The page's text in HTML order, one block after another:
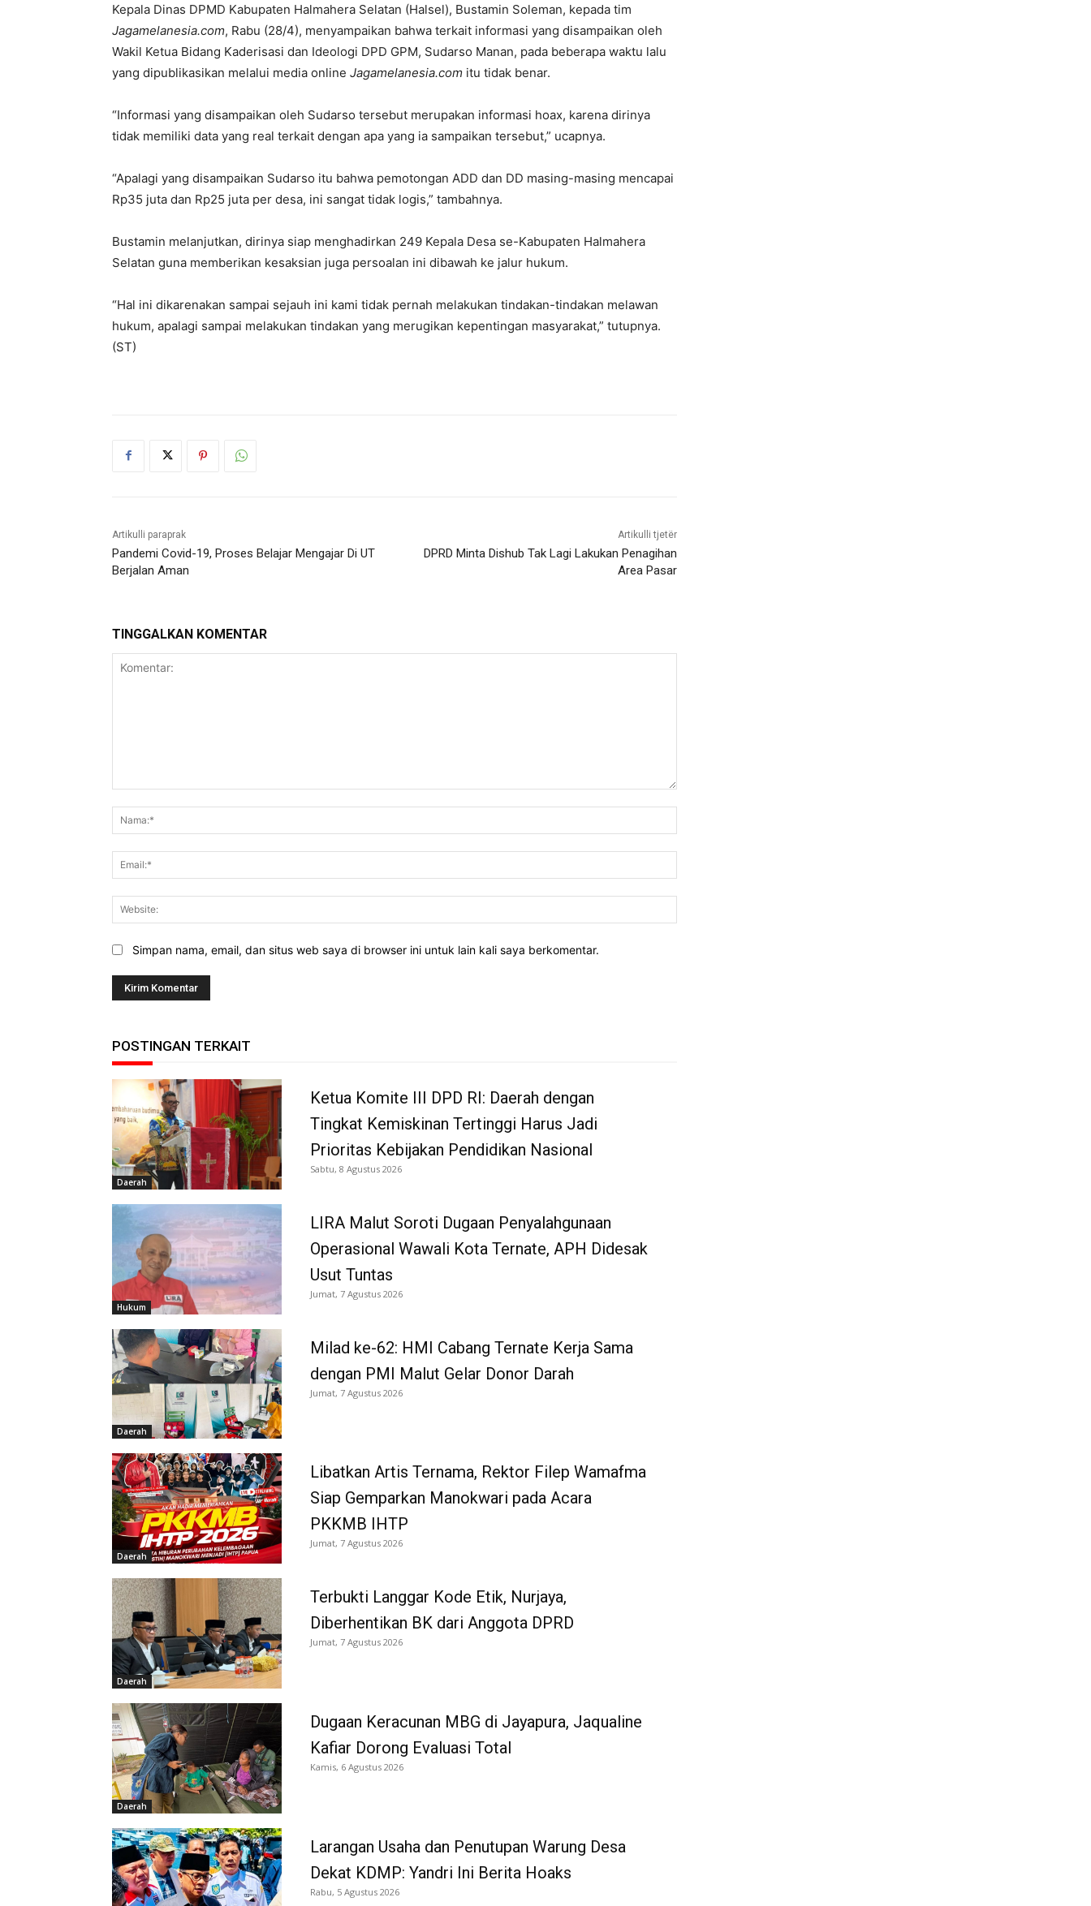
Kepala Dinas DPMD Kabupaten Halmahera Selatan (Halsel), Bustamin Soleman, kepada tim
Jagamelanesia.com, Rabu (28/4), menyampaikan bahwa terkait informasi yang disampaikan oleh
Wakil Ketua Bidang Kaderisasi dan Ideologi DPD GPM, Sudarso Manan, pada beberapa waktu lalu
yang dipublikasikan melalui media online Jagamelanesia.com itu tidak benar.
“Informasi yang disampaikan oleh Sudarso tersebut merupakan informasi hoax, karena dirinya
tidak memiliki data yang real terkait dengan apa yang ia sampaikan tersebut,” ucapnya.
“Apalagi yang disampaikan Sudarso itu bahwa pemotongan ADD dan DD masing-masing mencapai
Rp35 juta dan Rp25 juta per desa, ini sangat tidak logis,” tambahnya.
Bustamin melanjutkan, dirinya siap menghadirkan 249 Kepala Desa se-Kabupaten Halmahera
Selatan guna memberikan kesaksian juga persoalan ini dibawah ke jalur hukum.
“Hal ini dikarenakan sampai sejauh ini kami tidak pernah melakukan tindakan-tindakan melawan
hukum, apalagi sampai melakukan tindakan yang merugikan kepentingan masyarakat,” tutupnya.
(ST)
Artikulli paraprak
Pandemi Covid-19, Proses Belajar Mengajar Di UT
Berjalan Aman
Artikulli tjetër
DPRD Minta Dishub Tak Lagi Lakukan Penagihan
Area Pasar
TINGGALKAN KOMENTAR
Simpan nama, email, dan situs web saya di browser ini untuk lain kali saya berkomentar.
POSTINGAN TERKAIT
Daerah
Ketua Komite III DPD RI: Daerah dengan
Tingkat Kemiskinan Tertinggi Harus Jadi
Prioritas Kebijakan Pendidikan Nasional
Sabtu, 8 Agustus 2026
Hukum
LIRA Malut Soroti Dugaan Penyalahgunaan
Operasional Wawali Kota Ternate, APH Didesak
Usut Tuntas
Jumat, 7 Agustus 2026
Daerah
Milad ke-62: HMI Cabang Ternate Kerja Sama
dengan PMI Malut Gelar Donor Darah
Jumat, 7 Agustus 2026
Daerah
Libatkan Artis Ternama, Rektor Filep Wamafma
Siap Gemparkan Manokwari pada Acara
PKKMB IHTP
Jumat, 7 Agustus 2026
Daerah
Terbukti Langgar Kode Etik, Nurjaya,
Diberhentikan BK dari Anggota DPRD
Jumat, 7 Agustus 2026
Daerah
Dugaan Keracunan MBG di Jayapura, Jaqualine
Kafiar Dorong Evaluasi Total
Kamis, 6 Agustus 2026
Larangan Usaha dan Penutupan Warung Desa
Dekat KDMP: Yandri Ini Berita Hoaks
Rabu, 5 Agustus 2026